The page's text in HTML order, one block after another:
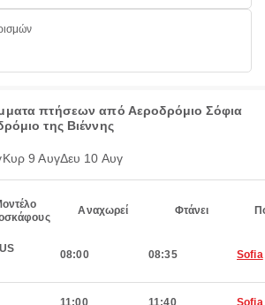
πτήσεων από Αεροδρόμιο Σόφια
της Βιέννης
Κυρ 9 ΑυγΔευ 10 Αυγ
Αναχωρεί Φτάνει
08:00 08:35 Sofia
11:00 11:40 Sofia